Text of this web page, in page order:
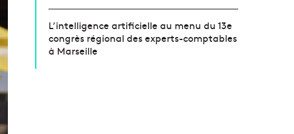
L’intelligence artificielle au menu du 13e
congrès régional des experts-comptables
à Marseille